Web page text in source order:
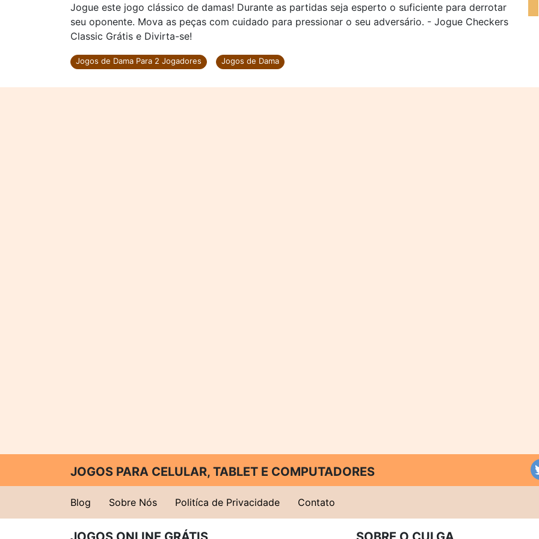
Jogue este jogo clássico de damas! Durante as partidas seja esperto o suficiente para derrotar
seu oponente. Mova as peças com cuidado para pressionar o seu adversário. - Jogue Checkers
Classic Grátis e Divirta-se!
Jogos de Dama Para 2 Jogadores Jogos de Dama
JOGOS PARA CELULAR, TABLET E COMPUTADORES
Blog Sobre Nós Politíca de Privacidade Contato